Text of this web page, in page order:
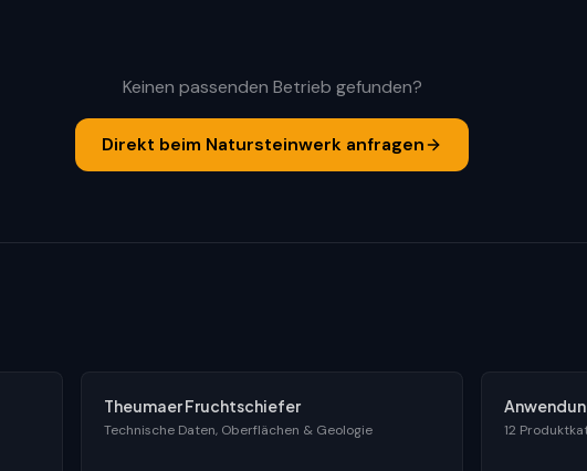
Keinen passenden Betrieb gefunden?
Direkt beim Natursteinwerk anfragen
Theumaer Fruchtschiefer
Technische Daten, Oberflächen & Geologie 12